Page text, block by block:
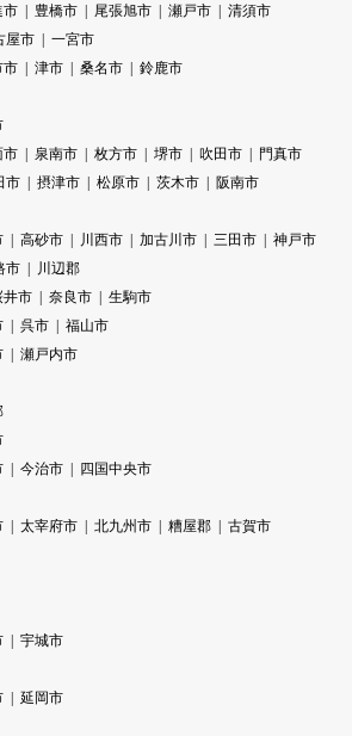
市 豊橋市 尾張旭市 瀬戸市
清須市
屋市
一宮市
市 津市 桑名市
鈴鹿市
市 泉南市 枚方市 堺市 吹田市
門真市
市 摂津市 松原市 茨木市
阪南市
高砂市 川西市 加古川市 三田市
神戸市
市
川辺郡
井市 奈良市
生駒市
呉市
福山市
瀬戸内市
今治市
四国中央市
太宰府市 北九州市 糟屋郡
古賀市
宇城市
延岡市